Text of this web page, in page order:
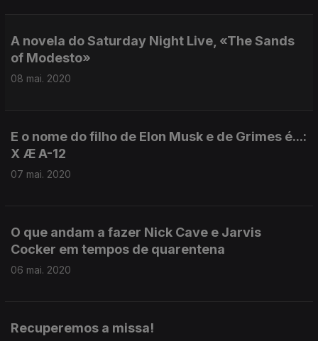
A novela do Saturday Night Live, «The Sands
of Modesto»
08 mai. 2020
E o nome do filho de Elon Musk e de Grimes é...:
X Æ A-12
07 mai. 2020
O que andam a fazer Nick Cave e Jarvis
Cocker em tempos de quarentena
06 mai. 2020
Recuperemos a missa!